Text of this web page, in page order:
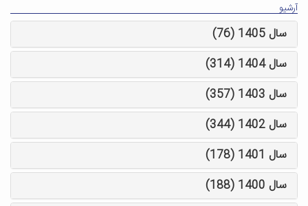
آرشیو
سال 1405 (76)
سال 1404 (314)
سال 1403 (357)
سال 1402 (344)
سال 1401 (178)
سال 1400 (188)